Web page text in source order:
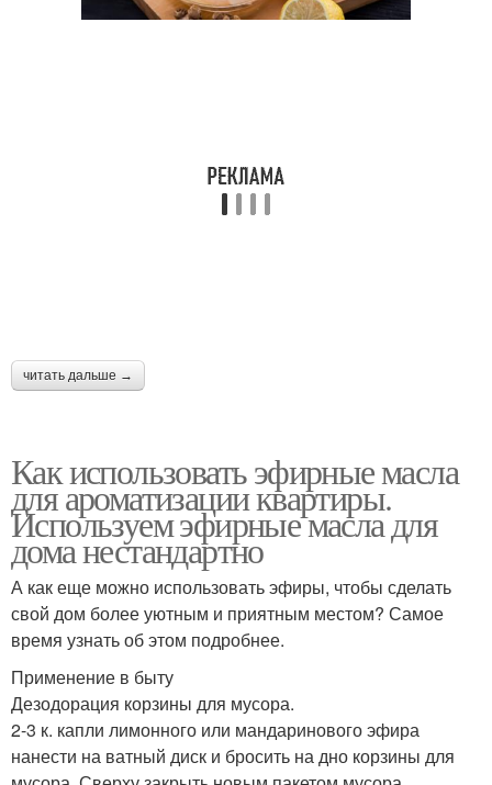
читать дальше →
Как использовать эфирные масла
для ароматизации квартиры.
Используем эфирные масла для
дома нестандартно
А как еще можно использовать эфиры, чтобы сделать
свой дом более уютным и приятным местом? Самое
время узнать об этом подробнее.
Применение в быту
Дезодорация корзины для мусора.
2-3 к. капли лимонного или мандаринового эфира
нанести на ватный диск и бросить на дно корзины для